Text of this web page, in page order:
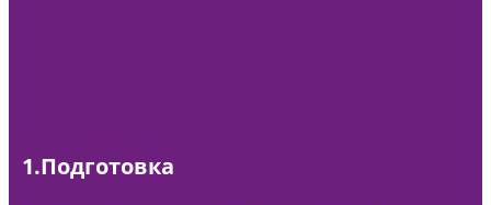
1.Подготовка